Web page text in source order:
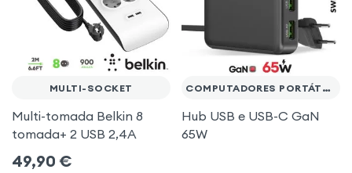
MULTI-SOCKET
Multi-tomada Belkin 8
tomada+ 2 USB 2,4A
49,90 €
COMPUTADORES PORTÁTEIS/TABLETS
Hub USB e USB-C GaN
65W